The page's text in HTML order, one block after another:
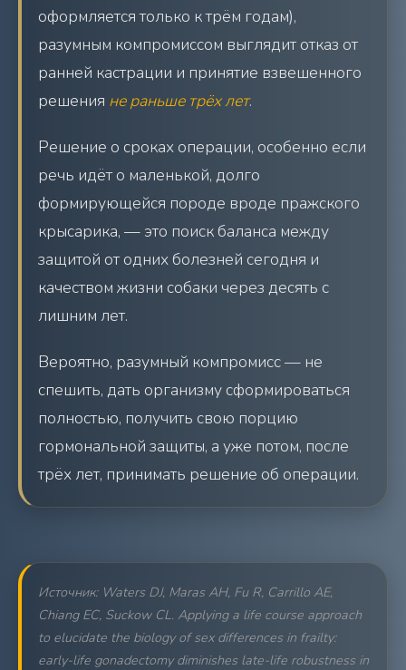
оформляется только к трём годам),
разумным компромиссом выглядит отказ от
ранней кастрации и принятие взвешенного
решения не раньше трёх лет.
Решение о сроках операции, особенно если
речь идёт о маленькой, долго
формирующейся породе вроде пражского
крысарика, — это поиск баланса между
защитой от одних болезней сегодня и
качеством жизни собаки через десять с
лишним лет.
Вероятно, разумный компромисс — не
спешить, дать организму сформироваться
полностью, получить свою порцию
гормональной защиты, а уже потом, после
трёх лет, принимать решение об операции.
Источник: Waters DJ, Maras AH, Fu R, Carrillo AE,
Chiang EC, Suckow CL. Applying a life course approach
to elucidate the biology of sex differences in frailty:
early-life gonadectomy diminishes late-life robustness in